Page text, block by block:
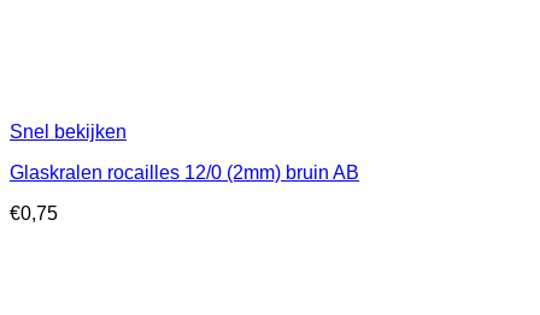
Snel bekijken
Glaskralen rocailles 12/0 (2mm) bruin AB
€0,75